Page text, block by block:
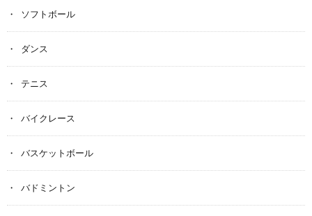
ソフトボール
ダンス
テニス
バイクレース
バスケットボール
バドミントン